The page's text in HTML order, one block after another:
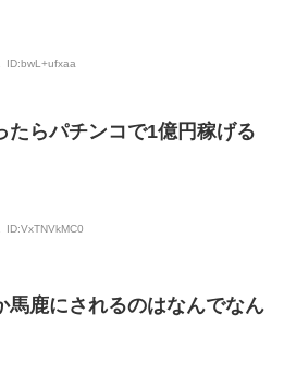
ID:bwL+ufxaa
たらパチンコで1億円稼げる
ID:VxTNVkMC0
馬鹿にされるのはなんでなん